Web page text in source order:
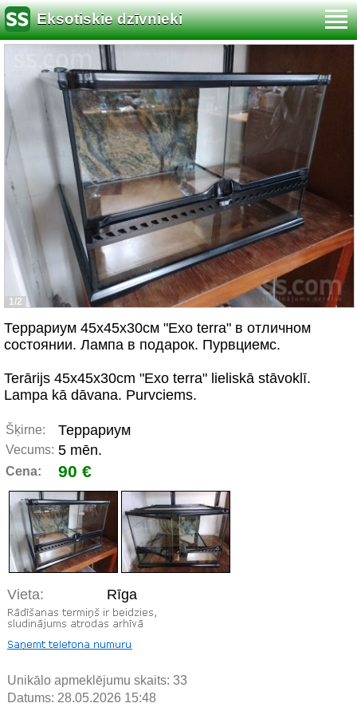
Eksotiskie dzīvnieki
1/2
Террариум 45х45х30см "Exo terra" в отличном
состоянии. Лампа в подарок. Пурвциемс.
Terārijs 45x45x30cm "Exo terra" lieliskā stāvoklī.
Lampa kā dāvana. Purvciems.
Šķirne: Террариум
Vecums: 5 mēn.
Cena: 90 €
Vieta: Rīga
Unikālo apmeklējumu skaits: 33
Datums: 28.05.2026 15:48